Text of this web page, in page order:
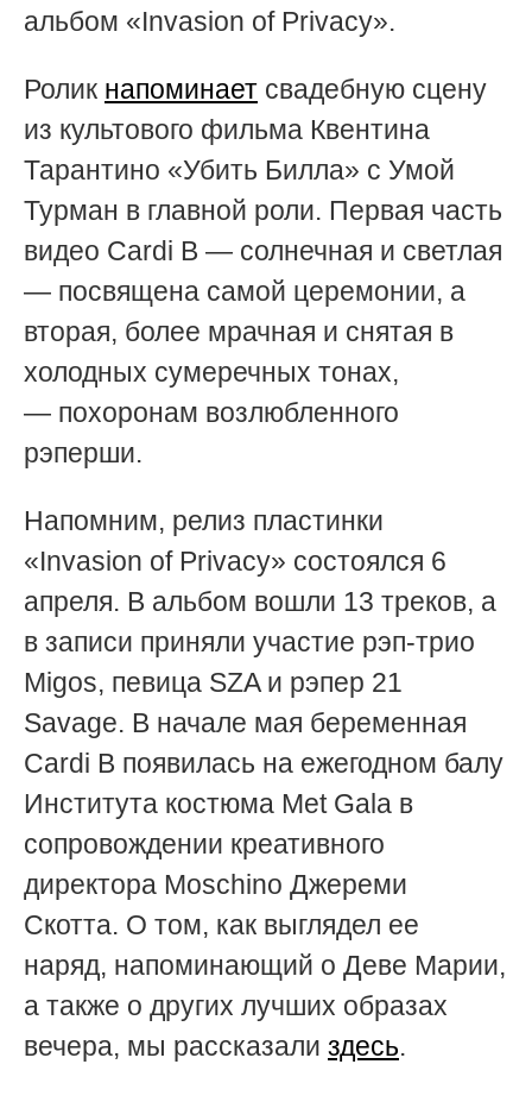
альбом «Invasion of Privacy».
Ролик напоминает свадебную сцену
из культового фильма Квентина
Тарантино «Убить Билла» c Умой
Турман в главной роли. Первая часть
видео Cardi B — солнечная и светлая
— посвящена самой церемонии, а
вторая, более мрачная и снятая в
холодных сумеречных тонах,
— похоронам возлюбленного
рэперши.
Напомним, релиз пластинки
«Invasion of Privacy» состоялся 6
апреля. В альбом вошли 13 треков, а
в записи приняли участие рэп-трио
Migos, певица SZA и рэпер 21
Savage. В начале мая беременная
Cardi B появилась на ежегодном балу
Института костюма Met Gala в
сопровождении креативного
директора Moschino Джереми
Скотта. О том, как выглядел ее
наряд, напоминающий о Деве Марии,
а также о других лучших образах
вечера, мы рассказали здесь.